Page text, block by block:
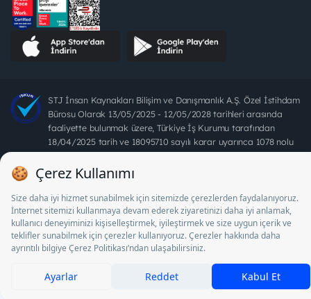
STJ İnsan Kaynakları Bilişim ve Danışmanlık A.Ş. Özel İstihdam
Bürosu Olarak 13/05/2025 - 12/05/2028 tarihleri arasında
faaliyette bulunmak üzere, Türkiye İş Kurumu tarafından
18/04/2025 tarih ve 18095710 sayılı karar uyarınca 1078 nolu
belge ile faaliyet göstermektedir. 4904 sayılı kanun uyarınca iş
arayanlardan ücret alınması yasaktır.